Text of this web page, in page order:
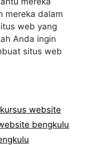
mereka dalam
web yang
Anda ingin
situs web
kursus website
bengkulu